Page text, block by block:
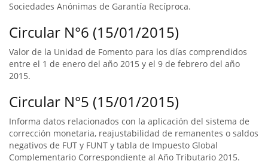
Sociedades Anónimas de Garantía Recíproca.
Circular N°6 (15/01/2015)
Valor de la Unidad de Fomento para los días comprendidos
entre el 1 de enero del año 2015 y el 9 de febrero del año
2015.
Circular N°5 (15/01/2015)
Informa datos relacionados con la aplicación del sistema de
corrección monetaria, reajustabilidad de remanentes o saldos
negativos de FUT y FUNT y tabla de Impuesto Global
Complementario Correspondiente al Año Tributario 2015.